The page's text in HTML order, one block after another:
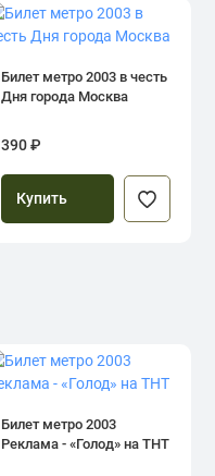
Билет метро 2003 в честь
Дня города Москва
390 ₽
Купить
Билет метро 2003
Реклама - «Голод» на ТНТ